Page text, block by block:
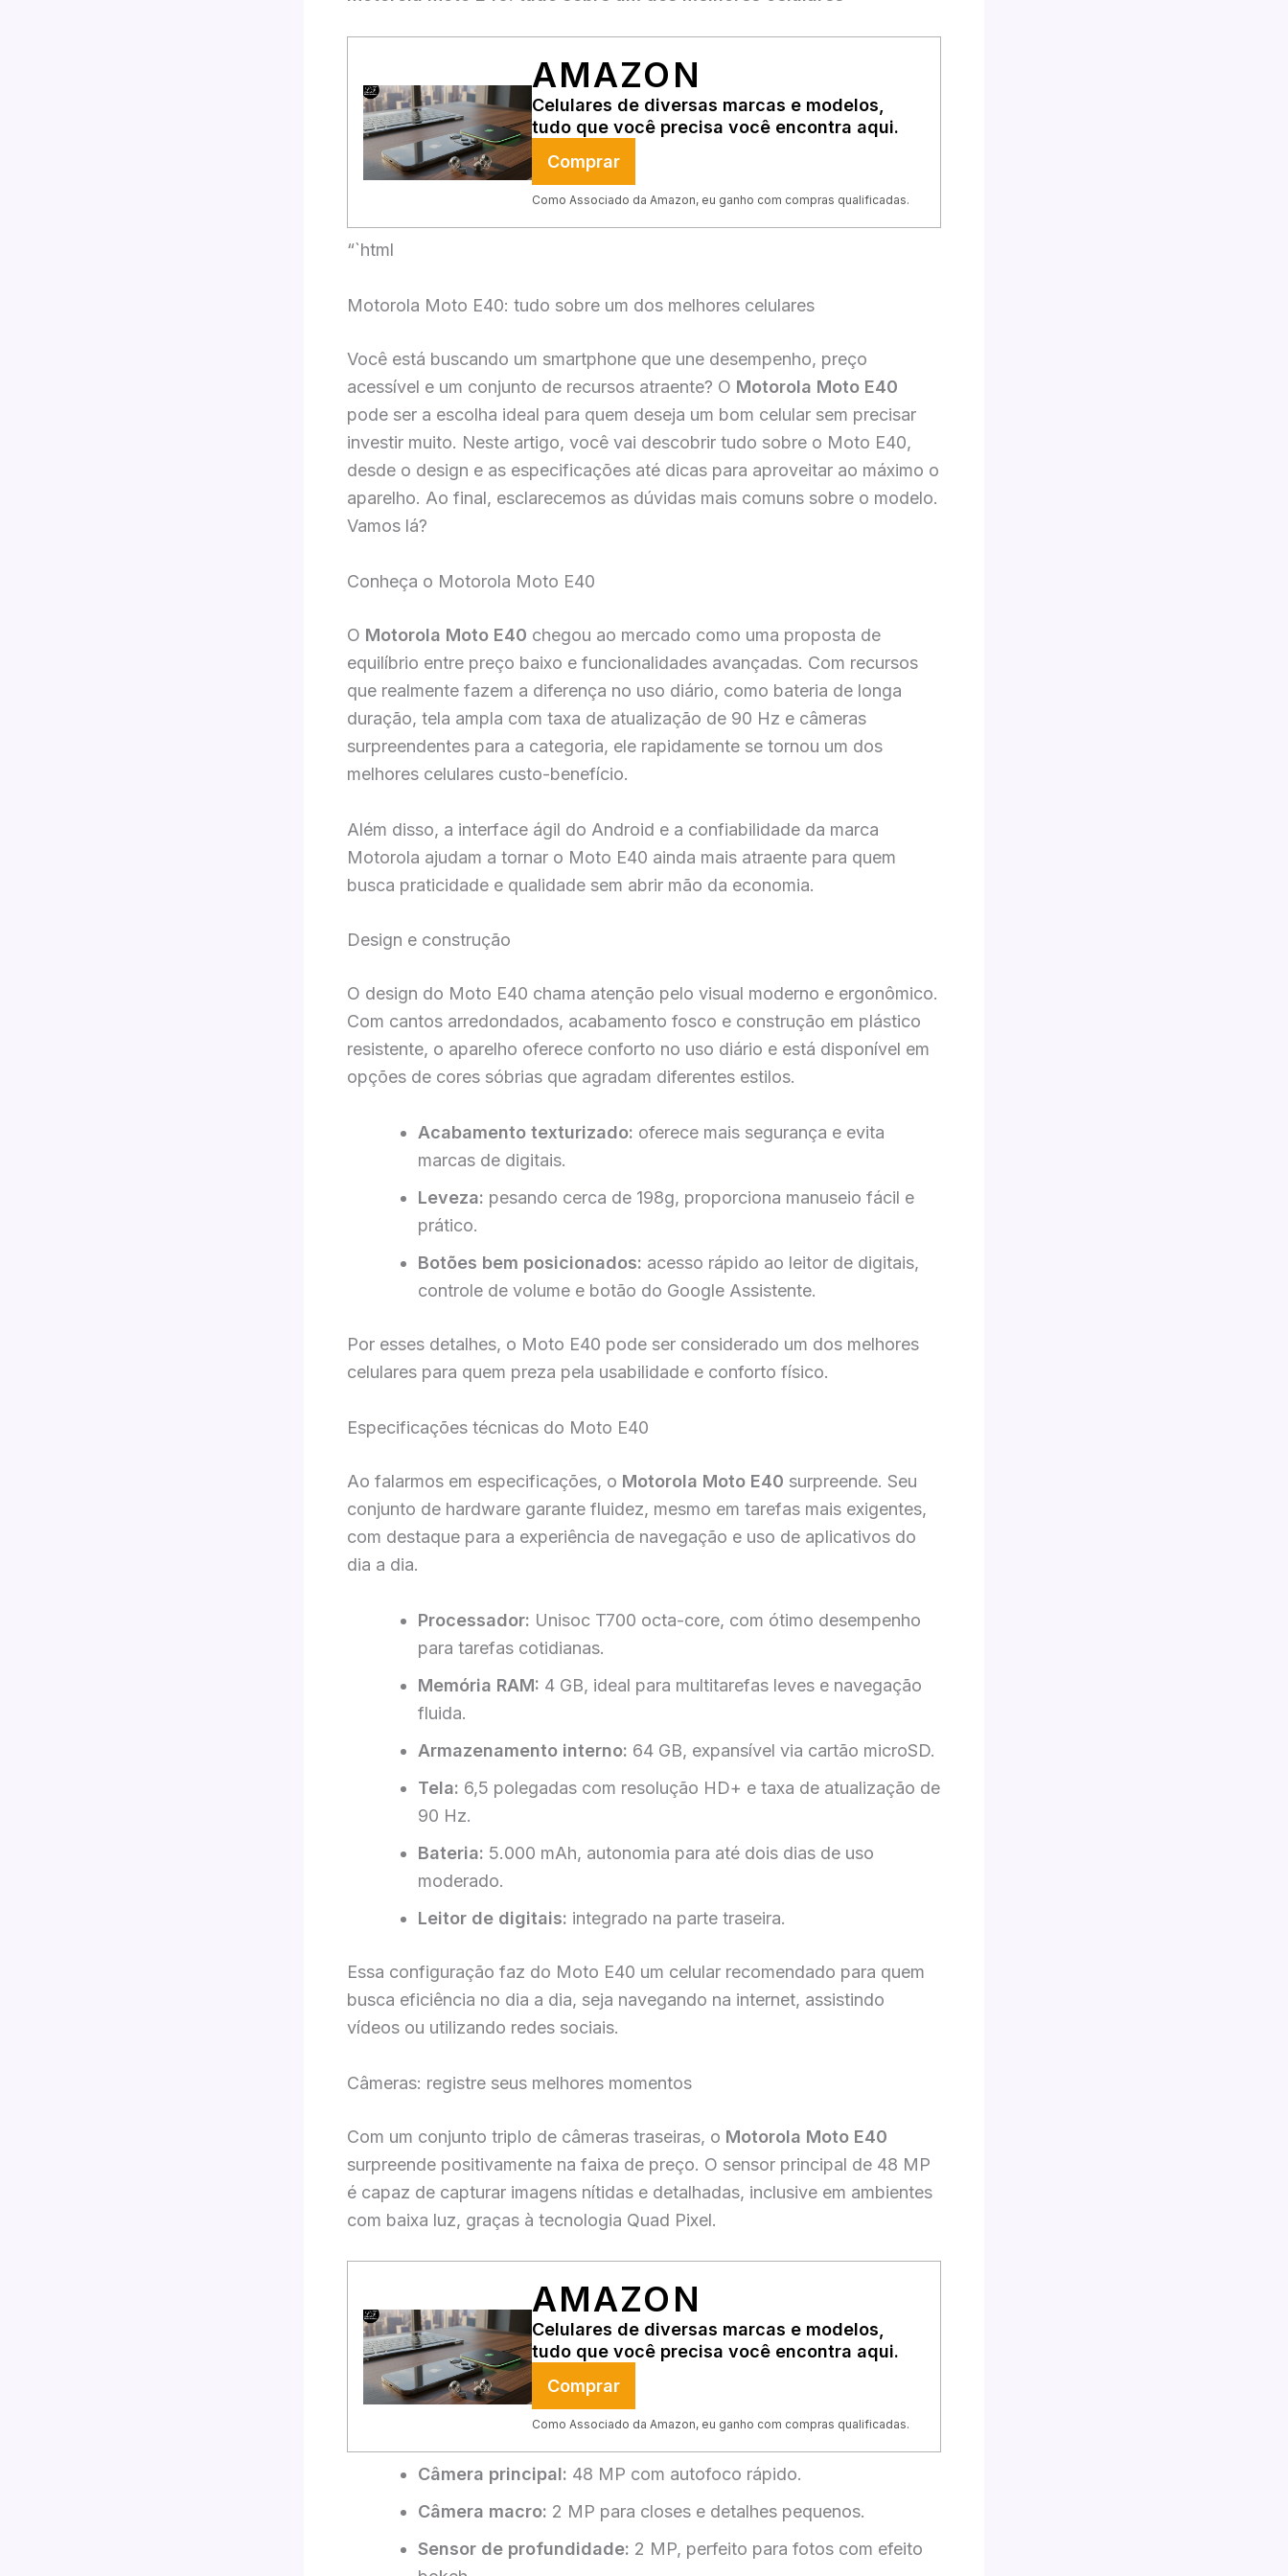
AMAZON
Celulares de diversas marcas e modelos,
tudo que você precisa você encontra aqui.
Comprar
Como Associado da Amazon, eu ganho com compras qualificadas.
“`html
Motorola Moto E40: tudo sobre um dos melhores celulares
Você está buscando um smartphone que une desempenho, preço
acessível e um conjunto de recursos atraente? O Motorola Moto E40
pode ser a escolha ideal para quem deseja um bom celular sem precisar
investir muito. Neste artigo, você vai descobrir tudo sobre o Moto E40,
desde o design e as especificações até dicas para aproveitar ao máximo o
aparelho. Ao final, esclarecemos as dúvidas mais comuns sobre o modelo.
Vamos lá?
Conheça o Motorola Moto E40
O Motorola Moto E40 chegou ao mercado como uma proposta de
equilíbrio entre preço baixo e funcionalidades avançadas. Com recursos
que realmente fazem a diferença no uso diário, como bateria de longa
duração, tela ampla com taxa de atualização de 90 Hz e câmeras
surpreendentes para a categoria, ele rapidamente se tornou um dos
melhores celulares custo-benefício.
Além disso, a interface ágil do Android e a confiabilidade da marca
Motorola ajudam a tornar o Moto E40 ainda mais atraente para quem
busca praticidade e qualidade sem abrir mão da economia.
Design e construção
O design do Moto E40 chama atenção pelo visual moderno e ergonômico.
Com cantos arredondados, acabamento fosco e construção em plástico
resistente, o aparelho oferece conforto no uso diário e está disponível em
opções de cores sóbrias que agradam diferentes estilos.
Acabamento texturizado: oferece mais segurança e evita
marcas de digitais.
Leveza: pesando cerca de 198g, proporciona manuseio fácil e
prático.
Botões bem posicionados: acesso rápido ao leitor de digitais,
controle de volume e botão do Google Assistente.
Por esses detalhes, o Moto E40 pode ser considerado um dos melhores
celulares para quem preza pela usabilidade e conforto físico.
Especificações técnicas do Moto E40
Ao falarmos em especificações, o Motorola Moto E40 surpreende. Seu
conjunto de hardware garante fluidez, mesmo em tarefas mais exigentes,
com destaque para a experiência de navegação e uso de aplicativos do
dia a dia.
Processador: Unisoc T700 octa-core, com ótimo desempenho
para tarefas cotidianas.
Memória RAM: 4 GB, ideal para multitarefas leves e navegação
fluida.
Armazenamento interno: 64 GB, expansível via cartão microSD.
Tela: 6,5 polegadas com resolução HD+ e taxa de atualização de
90 Hz.
Bateria: 5.000 mAh, autonomia para até dois dias de uso
moderado.
Leitor de digitais: integrado na parte traseira.
Essa configuração faz do Moto E40 um celular recomendado para quem
busca eficiência no dia a dia, seja navegando na internet, assistindo
vídeos ou utilizando redes sociais.
Câmeras: registre seus melhores momentos
Com um conjunto triplo de câmeras traseiras, o Motorola Moto E40
surpreende positivamente na faixa de preço. O sensor principal de 48 MP
é capaz de capturar imagens nítidas e detalhadas, inclusive em ambientes
com baixa luz, graças à tecnologia Quad Pixel.
AMAZON
Celulares de diversas marcas e modelos,
tudo que você precisa você encontra aqui.
Comprar
Como Associado da Amazon, eu ganho com compras qualificadas.
Câmera principal: 48 MP com autofoco rápido.
Câmera macro: 2 MP para closes e detalhes pequenos.
Sensor de profundidade: 2 MP, perfeito para fotos com efeito